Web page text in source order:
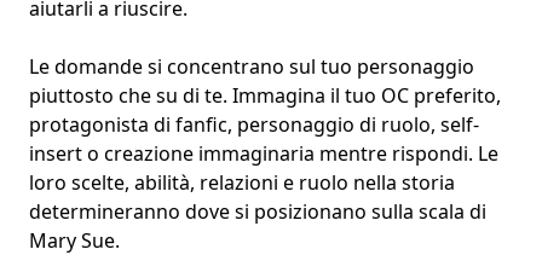
aiutarli a riuscire.
Le domande si concentrano sul tuo personaggio
piuttosto che su di te. Immagina il tuo OC preferito,
protagonista di fanfic, personaggio di ruolo, self-
insert o creazione immaginaria mentre rispondi. Le
loro scelte, abilità, relazioni e ruolo nella storia
determineranno dove si posizionano sulla scala di
Mary Sue.